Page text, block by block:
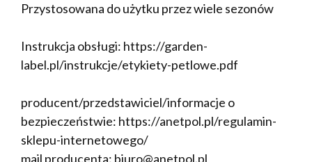
Przystosowana do użytku przez wiele sezonów
Instrukcja obsługi: https://garden-
label.pl/instrukcje/etykiety-petlowe.pdf
producent/przedstawiciel/informacje o
bezpieczeństwie: https://anetpol.pl/regulamin-
sklepu-internetowego/
mail producenta: biuro@anetpol.pl